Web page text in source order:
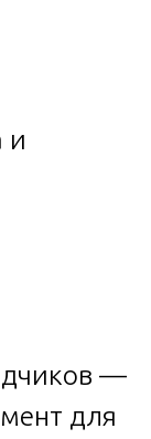
и
—
для